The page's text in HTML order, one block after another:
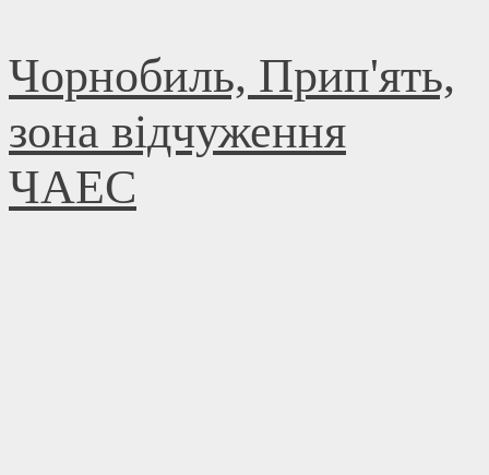
Skip
to
content
Чорнобиль, Прип'ять,
зона відчуження
ЧАЕС